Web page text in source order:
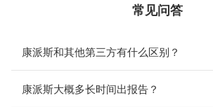
常见问答
康派斯和其他第三方有什么区别？
康派斯大概多长时间出报告？